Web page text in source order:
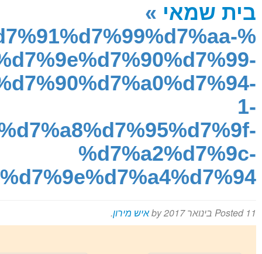
מירון על המפה
בית שמאי »
1-
%d7%a2%d7%9c-
Posted 11 בינואר 2017 by איש מירון.